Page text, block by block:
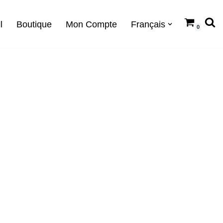
Boutique Mon Compte Français 0